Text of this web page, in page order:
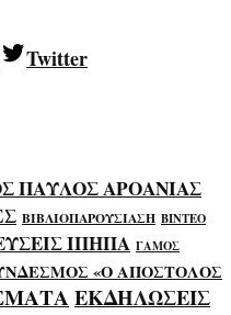
Twitter
ΠΑΥΛΟΣ ΑΡΟΑΝΙΑΣ
ΒΙΒΛΙΟΠΑΡΟΥΣΙΑΣΗ ΒΙΝΤΕΟ
ΙΠΗΠΑ ΓΑΜΟΣ
«Ο ΑΠΟΣΤΟΛΟΣ
ΕΚΔΗΛΩΣΕΙΣ